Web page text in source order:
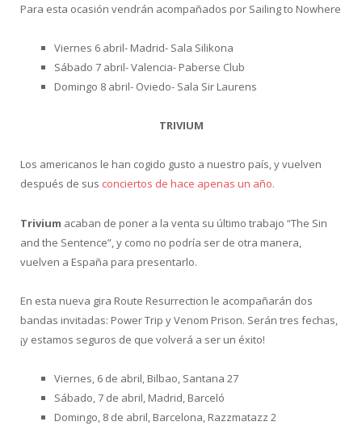
Para esta ocasión vendrán acompañados por Sailing to Nowhere
Viernes 6 abril- Madrid- Sala Silikona
Sábado 7 abril- Valencia- Paberse Club
Domingo 8 abril- Oviedo- Sala Sir Laurens
TRIVIUM
Los americanos le han cogido gusto a nuestro país, y vuelven
después de sus conciertos de hace apenas un año.
Trivium acaban de poner a la venta su último trabajo “The Sin
and the Sentence”, y como no podría ser de otra manera,
vuelven a España para presentarlo.
En esta nueva gira Route Resurrection le acompañarán dos
bandas invitadas: Power Trip y Venom Prison. Serán tres fechas,
¡y estamos seguros de que volverá a ser un éxito!
Viernes, 6 de abril, Bilbao, Santana 27
Sábado, 7 de abril, Madrid, Barceló
Domingo, 8 de abril, Barcelona, Razzmatazz 2